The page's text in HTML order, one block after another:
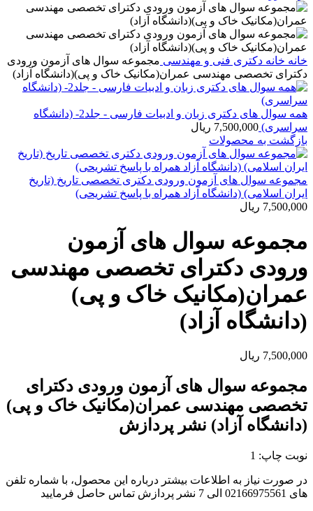
خانه خانه دکتری فنی و مهندسی مجموعه سوال های آزمون ورودی
دکترای تخصصی مهندسی عمران(مکانیک خاک و پی)(دانشگاه آزاد)
همه سوال های دکتری زبان و ادبیات فارسی - جلد2- (دانشگاه
سراسری) 7,500,000 ریال
بازگشت به محصولات
مجموعه سوال های آزمون ورودی دکتری تخصصی تاریخ (تاریخ
ایران اسلامی) (دانشگاه آزاد همراه با پاسخ تشریحی)
7,500,000 ریال
مجموعه سوال های آزمون
ورودی دکترای تخصصی مهندسی
عمران(مکانیک خاک و پی)
(دانشگاه آزاد)
7,500,000 ریال
مجموعه سوال های آزمون ورودی دکترای
تخصصی مهندسی عمران(مکانیک خاک و پی)
(دانشگاه آزاد) نشر پردازش
نوبت چاپ: 1
در صورت نیاز به اطلاعات بیشتر درباره این محصول، با شماره تلفن
های 02166975561 الی 7 نشر پردازش تماس حاصل فرمایید